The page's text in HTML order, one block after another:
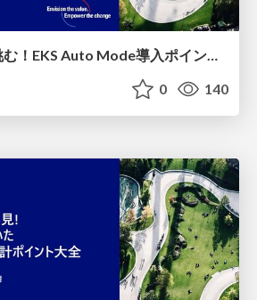
0 140